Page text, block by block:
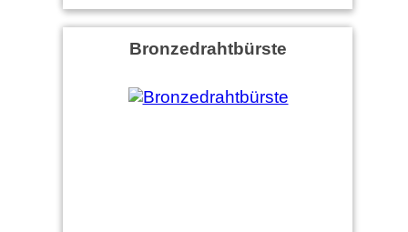
Bronzedrahtbürste